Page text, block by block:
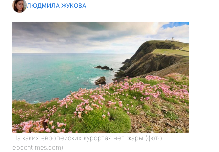
ЛЮДМИЛА ЖУКОВА
На каких европейских курортах нет жары (фото:
epochtimes.com)